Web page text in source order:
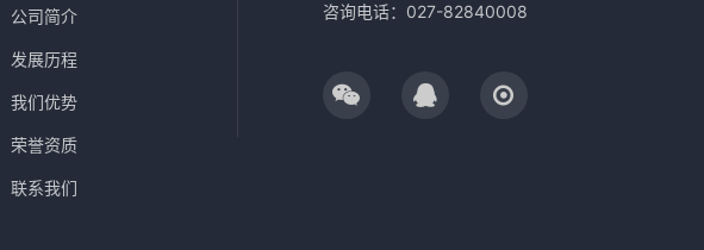
公司简介
发展历程
我们优势
荣誉资质
联系我们
咨询电话：027-82840008